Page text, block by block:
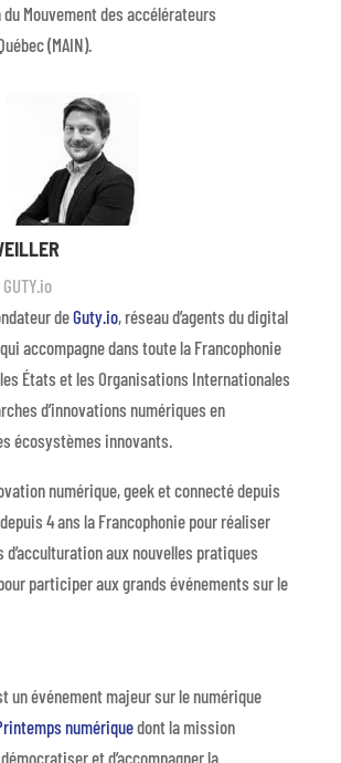
Mouvement des accélérateurs
(MAIN).
deGuty.io, réseau d’agents du digital
accompagne dans toute la Francophonie
États et les Organisations Internationales
d’innovations numériques en
écosystèmes innovants.
numérique, geek et connecté depuis
4 ans la Francophonie pour réaliser
d’acculturation aux nouvelles pratiques
participer aux grands événements sur le
un événement majeur sur le numérique
numériquedont la mission
et d’accompagner la